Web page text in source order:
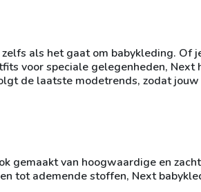
als het gaat om babykleding. Of
voor speciale gelegenheden, Next
de laatste modetrends, zodat
gemaakt van hoogwaardige en
tot ademende stoffen, Next